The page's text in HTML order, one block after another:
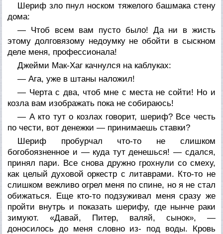
Шериф зло пнул носком тяжелого башмака стену
дома:
— Чтоб всем вам пусто было! Да ни в жисть
этому долговязому недоумку не обойти в сыскном
деле меня, профессионала!
Джейми Мак-Хаг качнулся на каблуках:
— Ага, уже в штаны наложил!
— Черта с два, чтоб мне с места не сойти! Но и
козла вам изображать пока не собираюсь!
— А кто тут о козлах говорит, шериф? Все честь
по чести, вот денежки — принимаешь ставки?
Шериф пробурчал что-то не слишком
богобоязненное и — куда тут денешься! — сдался,
принял пари. Все снова дружно грохнули со смеху,
как целый духовой оркестр с литаврами. Кто-то не
слишком вежливо огрел меня по спине, но я не стал
обижаться. Еще кто-то подзуживал меня сразу же
пройти внутрь и показать шерифу, где нынче раки
зимуют. «Давай, Питер, валяй, сынок», —
доносилось до меня словно из- под воды. Кровь